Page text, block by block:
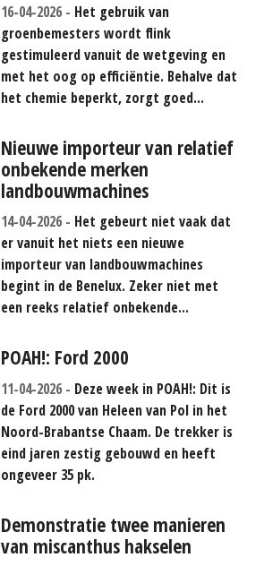
16-04-2026
Het gebruik van
groenbemesters wordt flink
gestimuleerd vanuit de wetgeving en
met het oog op efficiëntie. Behalve dat
het chemie beperkt, zorgt goed...
Nieuwe importeur van relatief
onbekende merken
landbouwmachines
14-04-2026
Het gebeurt niet vaak dat
er vanuit het niets een nieuwe
importeur van landbouwmachines
begint in de Benelux. Zeker niet met
een reeks relatief onbekende...
POAH!: Ford 2000
11-04-2026
Deze week in POAH!: Dit is
de Ford 2000 van Heleen van Pol in het
Noord-Brabantse Chaam. De trekker is
eind jaren zestig gebouwd en heeft
ongeveer 35 pk.
Demonstratie twee manieren
van miscanthus hakselen